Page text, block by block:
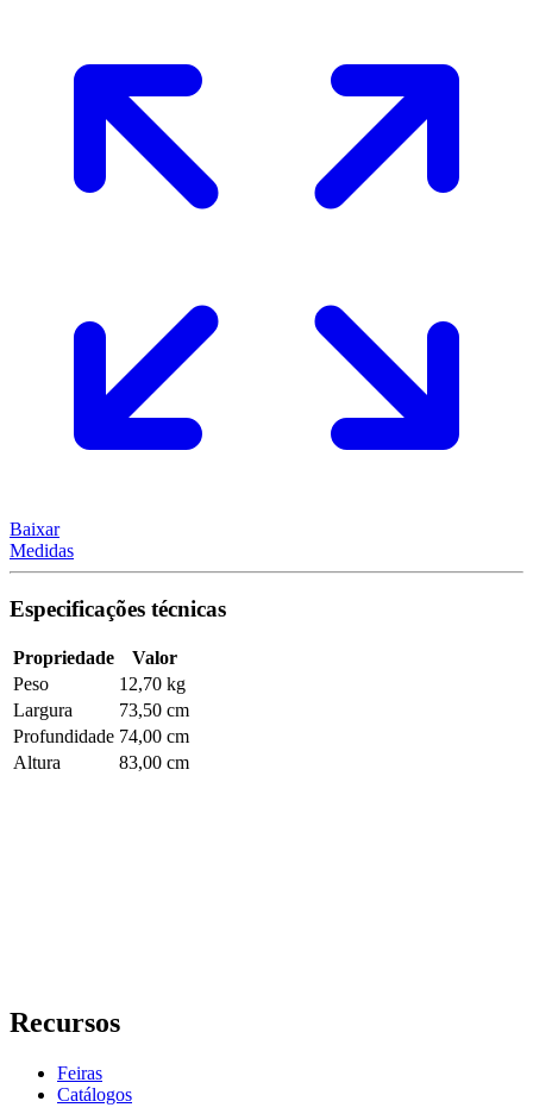
Baixar
Medidas
Especificações técnicas
Propriedade
Valor
Peso
12,70 kg
Largura
73,50 cm
Profundidade 74,00 cm
Altura
83,00 cm
Recursos
Feiras
Catálogos